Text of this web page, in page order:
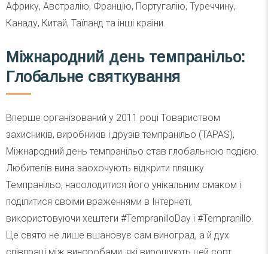
Африку, Австралію, Францію, Португалію, Туреччину,
Канаду, Китай, Таїланд та інші країни.
Міжнародний день темпранільо:
Глобальне святкування
Вперше організований у 2011 році Товариством
захисників, виробників і друзів темпранільо (TAPAS),
Міжнародний день темпранільо став глобальною подією.
Любителів вина заохочують відкрити пляшку
Темпранільо, насолодитися його унікальним смаком і
поділитися своїми враженнями в Інтернеті,
використовуючи хештеги #TempranilloDay і #Tempranillo.
Це свято не лише вшановує сам виноград, а й дух